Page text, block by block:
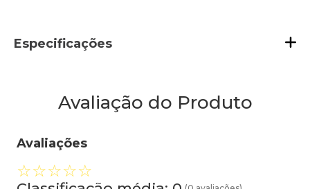
Especificações
Avaliação do Produto
Avaliações
☆☆☆☆☆